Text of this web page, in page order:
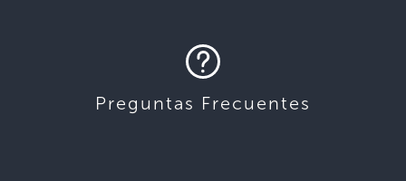
Preguntas Frecuentes